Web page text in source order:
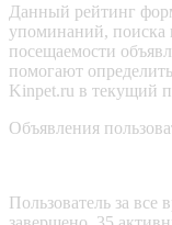
Данный рейтинг
упоминаний, поиска
посещаемости
помогают
Kinpet.ru в текущий
Объявления
Пользователь за все